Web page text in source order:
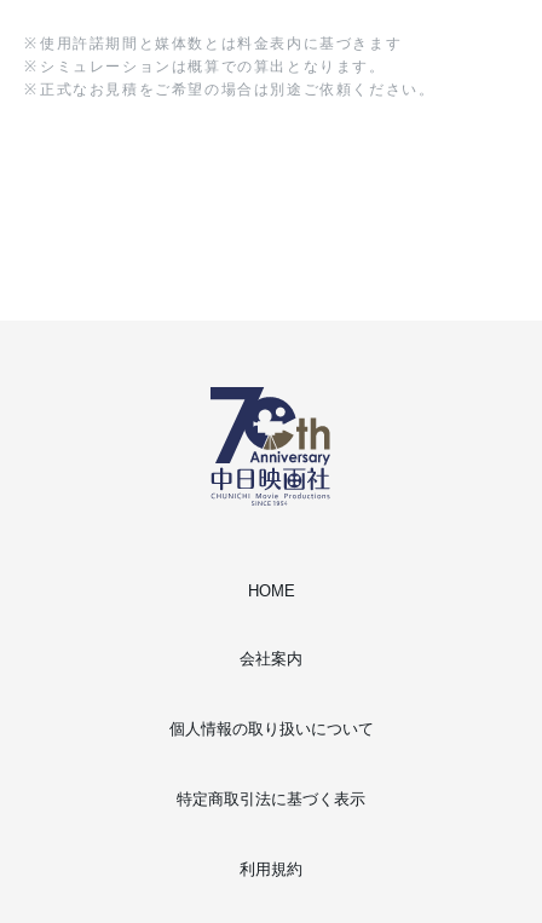
※ 使用許諾期間と媒体数とは料金表内に基づきます
※ シミュレーションは概算での算出となります。
※ 正式なお見積をご希望の場合は別途ご依頼ください。
HOME
会社案内
個人情報の取り扱いについて
特定商取引法に基づく表示
利用規約